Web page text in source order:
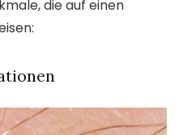
die auf einen